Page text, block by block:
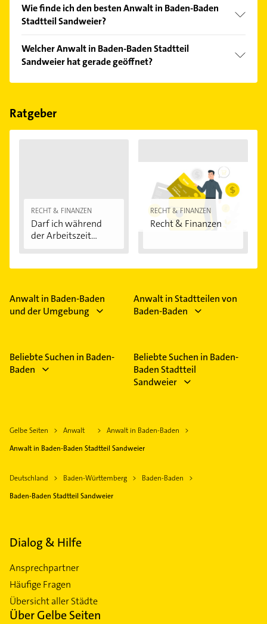
Wie finde ich den besten Anwalt in Baden-Baden
Stadtteil Sandweier?
Kundenmeinungen und profitieren Sie von den
Empfehlungen. Die Suchergebnisse können Sie sich
einfach nachBewertungensortiert anzeigen lassen.
Welcher Anwalt in Baden-Baden Stadtteil
Sandweier hat gerade geöffnet?
Im Anbieter-Bereich finden Sie alleÖffnungszeiten.
Feiertagen abweichen können.
Ratgeber
RECHT & FINANZEN
Darf ich während
der Arbeitszeit...
RECHT & FINANZEN
Recht & Finanzen
Anwalt in Baden-Baden
und der Umgebung
Anwalt in Stadtteilen von
Baden-Baden
Beliebte Suchen in Baden-
Baden
Beliebte Suchen in Baden-
Baden Stadtteil
Sandweier
Gelbe Seiten Anwalt
Anwalt in Baden-Baden
Anwalt in Baden-Baden Stadtteil Sandweier
Deutschland Baden-Württemberg
Baden-Baden
Baden-Baden Stadtteil Sandweier
Dialog & Hilfe
Ansprechpartner
Häufige Fragen
Übersicht aller Städte
Über Gelbe Seiten